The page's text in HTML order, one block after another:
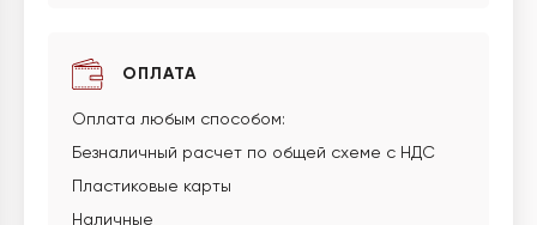
ОПЛАТА
Оплата любым способом:
Безналичный расчет по общей схеме с НДС
Пластиковые карты
Наличные